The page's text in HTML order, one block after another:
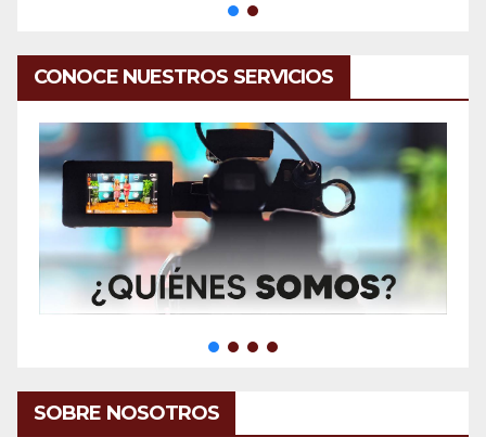
CONOCE NUESTROS SERVICIOS
SOBRE NOSOTROS